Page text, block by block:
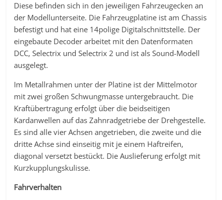
Diese befinden sich in den jeweiligen Fahrzeugecken an
der Modellunterseite. Die Fahrzeugplatine ist am Chassis
befestigt und hat eine 14polige Digitalschnittstelle. Der
eingebaute Decoder arbeitet mit den Datenformaten
DCC, Selectrix und Selectrix 2 und ist als Sound-Modell
ausgelegt.
Im Metallrahmen unter der Platine ist der Mittelmotor
mit zwei großen Schwungmasse untergebraucht. Die
Kraftübertragung erfolgt über die beidseitigen
Kardanwellen auf das Zahnradgetriebe der Drehgestelle.
Es sind alle vier Achsen angetrieben, die zweite und die
dritte Achse sind einseitig mit je einem Haftreifen,
diagonal versetzt bestückt. Die Auslieferung erfolgt mit
Kurzkupplungskulisse.
Fahrverhalten